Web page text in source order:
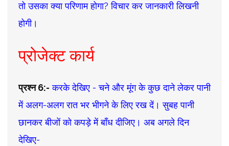
तो उसका क्या परिणाम होगा? विचार कर जानकारी लिखनी
होगी।
प्रोजेक्ट कार्य
प्रश्न 6:- करके देखिए - चने और मूंग के कुछ दाने लेकर पानी
में अलग-अलग रात भर भीगने के लिए रख दें। सुबह पानी
छानकर बीजों को कपड़े में बाँध दीजिए। अब अगले दिन
देखिए-